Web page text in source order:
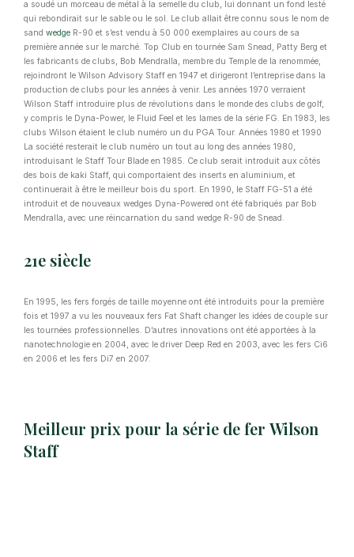
a soudé un morceau de métal à la semelle du club, lui donnant un fond lesté
qui rebondirait sur le sable ou le sol. Le club allait être connu sous le nom de
sand wedge R-90 et s’est vendu à 50 000 exemplaires au cours de sa
première année sur le marché. Top Club en tournée Sam Snead, Patty Berg et
les fabricants de clubs, Bob Mendralla, membre du Temple de la renommée,
rejoindront le Wilson Advisory Staff en 1947 et dirigeront l’entreprise dans la
production de clubs pour les années à venir. Les années 1970 verraient
Wilson Staff introduire plus de révolutions dans le monde des clubs de golf,
y compris le Dyna-Power, le Fluid Feel et les lames de la série FG. En 1983, les
clubs Wilson étaient le club numéro un du PGA Tour. Années 1980 et 1990
La société resterait le club numéro un tout au long des années 1980,
introduisant le Staff Tour Blade en 1985. Ce club serait introduit aux côtés
des bois de kaki Staff, qui comportaient des inserts en aluminium, et
continuerait à être le meilleur bois du sport. En 1990, le Staff FG-51 a été
introduit et de nouveaux wedges Dyna-Powered ont été fabriqués par Bob
Mendralla, avec une réincarnation du sand wedge R-90 de Snead.
21e siècle
En 1995, les fers forgés de taille moyenne ont été introduits pour la première
fois et 1997 a vu les nouveaux fers Fat Shaft changer les idées de couple sur
les tournées professionnelles. D’autres innovations ont été apportées à la
nanotechnologie en 2004, avec le driver Deep Red en 2003, avec les fers Ci6
en 2006 et les fers Di7 en 2007.
Meilleur prix pour la série de fer Wilson
Staff